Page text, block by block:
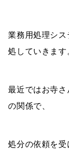
業務用処理シ
処していきます
最近ではお寺
の関係で、
処分の依頼を受